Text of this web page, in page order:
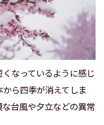
なっているように感じ
ら四季が消えてしま
台風や夕立などの異常